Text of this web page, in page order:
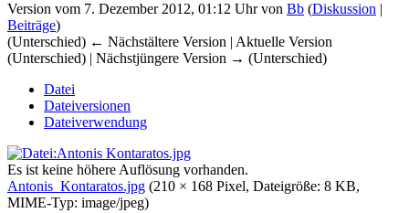
Version vom 7. Dezember 2012, 01:12 Uhr von Bb (Diskussion |
Beiträge)
(Unterschied) ← Nächstältere Version | Aktuelle Version
(Unterschied) | Nächstjüngere Version → (Unterschied)
Datei
Dateiversionen
Dateiverwendung
Es ist keine höhere Auflösung vorhanden.
Antonis_Kontaratos.jpg (210 × 168 Pixel, Dateigröße: 8 KB,
MIME-Typ: image/jpeg)